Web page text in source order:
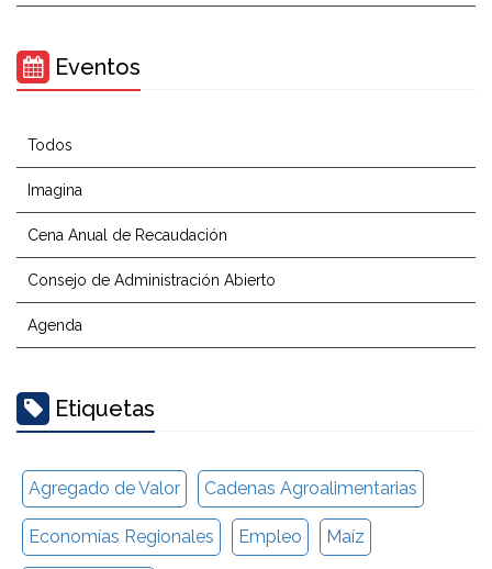
Eventos
Todos
Imagina
Cena Anual de Recaudación
Consejo de Administración Abierto
Agenda
Etiquetas
Agregado de Valor Cadenas Agroalimentarias
Economías Regionales Empleo Maíz